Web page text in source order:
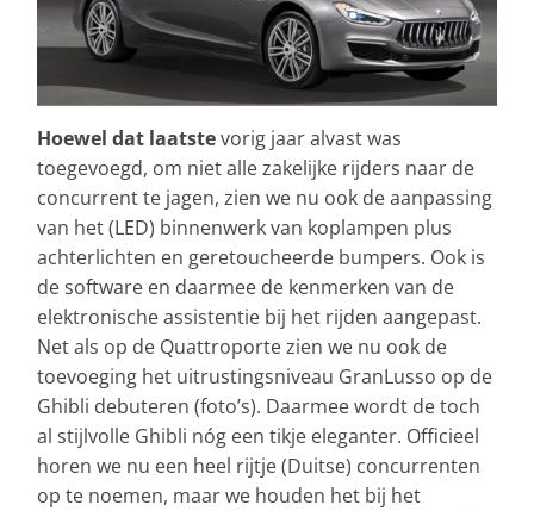
Hoewel dat laatstevorig jaar alvast was
toegevoegd, om niet alle zakelijke rijders naar de
concurrent te jagen, zien we nu ook de aanpassing
van het (LED) binnenwerk van koplampen plus
achterlichten en geretoucheerde bumpers. Ook is
de software en daarmee de kenmerken van de
elektronische assistentie bij het rijden aangepast.
Net als op de Quattroporte zien we nu ook de
toevoeging het uitrustingsniveau GranLusso op de
Ghibli debuteren (foto’s). Daarmee wordt de toch
al stijlvolle Ghibli nóg een tikje eleganter. Officieel
horen we nu een heel rijtje (Duitse) concurrenten
op te noemen, maar we houden het bij het